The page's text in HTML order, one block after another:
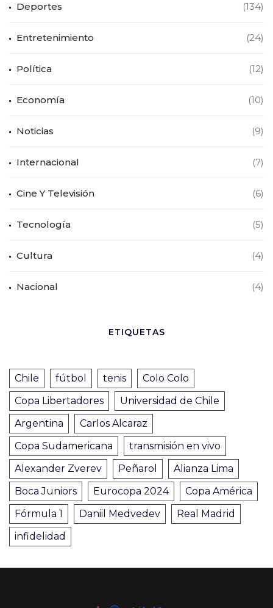
Deportes (134)
Entretenimiento (24)
Política (12)
Economía (10)
Noticias (9)
Internacional (7)
Cine Y Televisión (6)
Tecnología (5)
Cultura (4)
Nacional (4)
ETIQUETAS
Chile fútbol tenis
Colo Colo
Copa Libertadores
Universidad de Chile
Argentina
Carlos Alcaraz
Copa Sudamericana
transmisión en vivo
Alexander Zverev
Peñarol
Alianza Lima
Boca Juniors
Eurocopa 2024
Copa América
Fórmula 1
Daniil Medvedev
Real Madrid
infidelidad